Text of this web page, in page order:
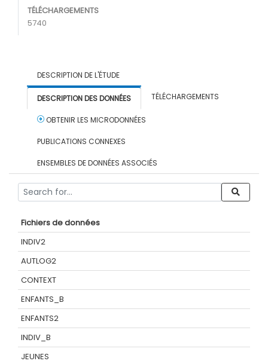
TÉLÉCHARGEMENTS
5740
DESCRIPTION DE L'ÉTUDE
DESCRIPTION DES DONNÉES TÉLÉCHARGEMENTS
OBTENIR LES MICRODONNÉES
PUBLICATIONS CONNEXES
ENSEMBLES DE DONNÉES ASSOCIÉS
Fichiers de données
INDIV2
AUTLOG2
CONTEXT
ENFANTS_B
ENFANTS2
INDIV_B
JEUNES